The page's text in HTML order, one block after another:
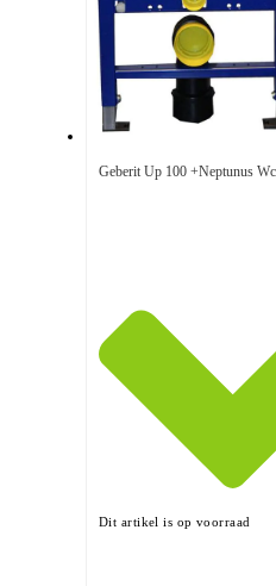
Geberit Up 100 +Neptunus
Dit artikel is op voorraad